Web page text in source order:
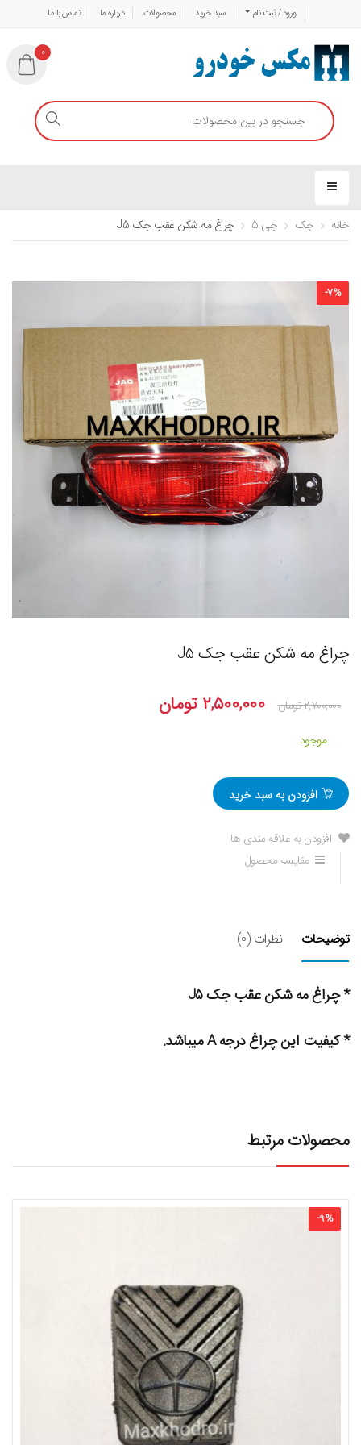
ورود / ثبت نام سبد خرید محصولات درباره ما تماس با ما
0
خانه جک جی 5 چراغ مه شکن عقب جک J5
-7%
چراغ مه شکن عقب جک J5
۲,۷۰۰,۰۰۰تومان ۲,۵۰۰,۰۰۰ تومان
موجود
افزودن به سبد خرید
افزودن به علاقه مندی ها
مقایسه محصول
توضیحات نظرات (0)
* چراغ مه شکن عقب جک J5
* کیفیت این چراغ درجه A میباشد.
محصولات مرتبط
-9%